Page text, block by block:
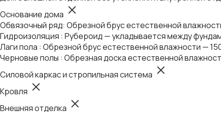
Основание дома
Обвязочный ряд: Обрезной брус естественной
Гидроизоляция : Рубероид — укладывается между
Лаги пола : Обрезной брус естественной влажности —
Черновые полы : Обрезная доска естественной
Силовой каркас и стропильная система
Кровля
Внешняя отделка